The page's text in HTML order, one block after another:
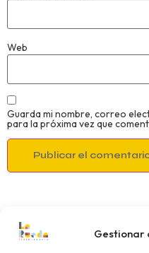
Gestionar
Web
Guarda mi nombre, correo
para la próxima vez que